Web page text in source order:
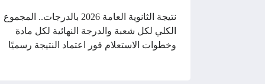
نتيجة الثانوية العامة 2026 بالدرجات.. المجموع
الكلي لكل شعبة والدرجة النهائية لكل مادة
وخطوات الاستعلام فور اعتماد النتيجة رسميًا